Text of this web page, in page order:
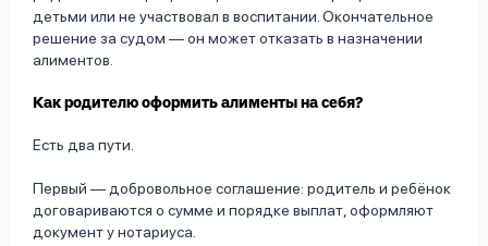
детьми или не участвовал в воспитании. Окончательное
решение за судом — он может отказать в назначении
алиментов.
Как родителю оформить алименты на себя?
Есть два пути.
Первый — добровольное соглашение: родитель и ребёнок
договариваются о сумме и порядке выплат, оформляют
документ у нотариуса.